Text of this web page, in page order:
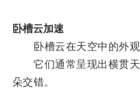
卧槽云加速
卧槽云在天空中的外观
它们通常呈现出横贯天
朵交错。